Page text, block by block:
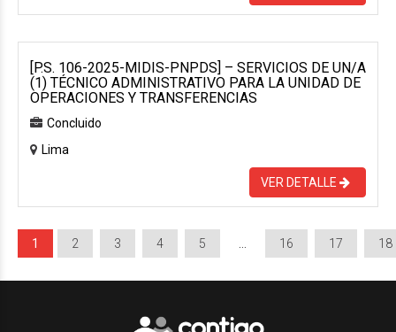
[P.S. 106-2025-MIDIS-PNPDS] – SERVICIOS DE UN/A
(1) TÉCNICO ADMINISTRATIVO PARA LA UNIDAD DE
OPERACIONES Y TRANSFERENCIAS
Concluido
Lima
VER DETALLE
1 2 3 4 5 16 17 18